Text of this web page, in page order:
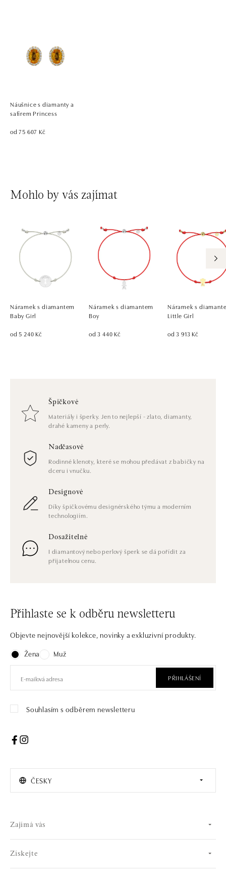
Náušnice s diamanty a
safírem Princess
od 75 607 Kč
Mohlo by vás zajímat
Náramek s diamantem
Baby Girl
od 5 240 Kč
Náramek s diamantem
Boy
od 3 440 Kč
Náramek s
Little Girl
od 3 913 Kč
Špičkové
Materiály i šperky. Jen to nejlepší - zlato, diamanty,
drahé kameny a perly.
Nadčasové
Rodinné klenoty, které se mohou předávat z babičky na
dceru i vnučku.
Designové
Díky špičkovému designérského týmu a moderním
technologiím.
Dosažitelné
I diamantový nebo perlový šperk se dá pořídit za
přijatelnou cenu.
Přihlaste se k odběru newsletteru
Objevte nejnovější kolekce, novinky a exkluzivní produkty.
Žena
Muž
PŘIHLÁŠENÍ
Souhlasím s odběrem newsletteru
ČESKY
Zajímá vás
Získejte